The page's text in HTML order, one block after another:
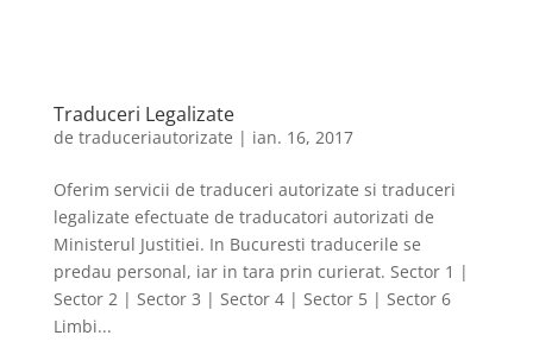
Traduceri Legalizate
de traduceriautorizate | ian. 16, 2017
Oferim servicii de traduceri autorizate si traduceri
legalizate efectuate de traducatori autorizati de
Ministerul Justitiei. In Bucuresti traducerile se
predau personal, iar in tara prin curierat. Sector 1 |
Sector 2 | Sector 3 | Sector 4 | Sector 5 | Sector 6
Limbi...